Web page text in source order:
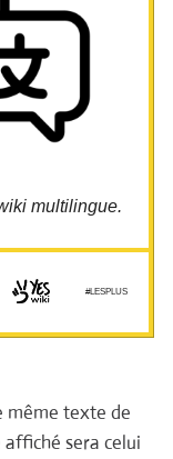
multilingue.
#LESPLUS
texte dans la page
translation dans la
barre de menu :
{{translation
destination="en"}}
yo
f
même texte de
sera celui